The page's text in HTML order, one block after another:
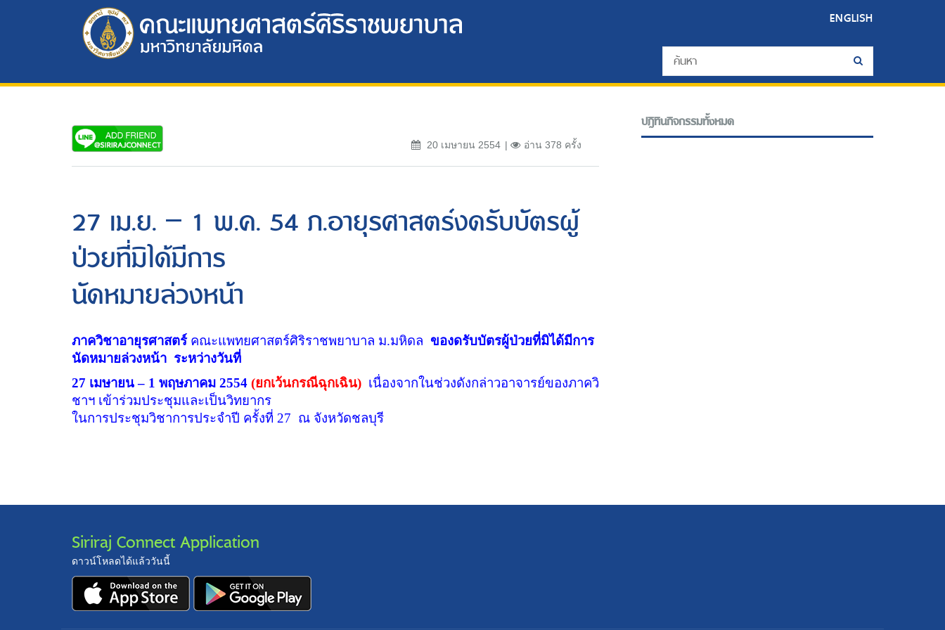
ENGLISH
20 เมษายน 2554 อ่าน 378 ครั้ง
27 เม.ย. – 1 พ.ค. 54 ภ.อายุรศาสตร์งดรับบัตรผู้
ป่วยที่มิได้มีการ
นัดหมายล่วงหน้า
ภาควิชาอายุรศาสตร์ คณะแพทยศาสตร์ศิริราชพยาบาล ม.มหิดล ของดรับบัตรผู้ป่วยที่มิได้มีการ
นัดหมายล่วงหน้า ระหว่างวันที่
27 เมษายน– 1 พฤษภาคม 2554 (ยกเว้นกรณีฉุกเฉิน) เนื่องจากในช่วงดังกล่าวอาจารย์ของภาควิ
ชาฯ เข้าร่วมประชุมและเป็นวิทยากร
ในการประชุมวิชาการประจำปี ครั้งที่ 27 ณ จังหวัดชลบุรี
ปฎิทินกิจกรรมทั้งหมด
Siriraj Connect Application
ดาวน์โหลดได้แล้ววันนี้